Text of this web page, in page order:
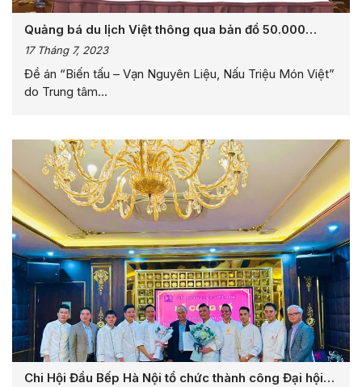
Quảng bá du lịch Việt thông qua bản đồ 50.000
nguyên liệu ẩm thực Việt Nam
17 Tháng 7, 2023
Đề án “Biến tấu – Vạn Nguyên Liệu, Nấu Triệu Món Việt”
do Trung tâm...
Chi Hội Đầu Bếp Hà Nội tổ chức thành công Đại hội